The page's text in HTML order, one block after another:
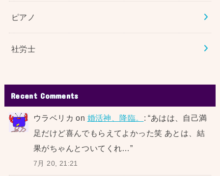
ピアノ
社労士
Recent Comments
ウラベリカ on 婚活神、降臨。 : “あはは、自己満
足だけど喜んでもらえてよかった笑 あとは、結
果がちゃんとついてくれ…”
7月 20, 21:21